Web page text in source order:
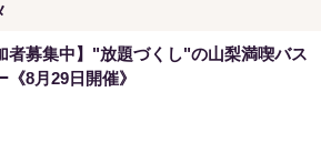
者募集中】"放題づくし"の山梨満喫バス
《8月29日開催》